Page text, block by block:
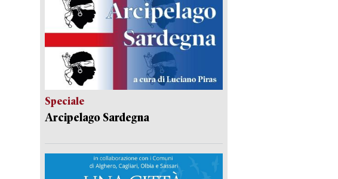
Speciale
Arcipelago Sardegna